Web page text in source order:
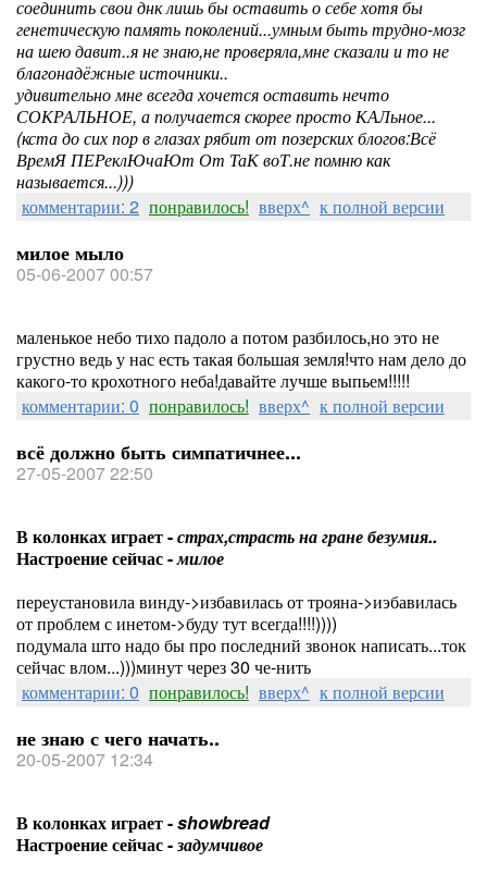
соединить свои днк лишь бы оставить о себе хотя бы
генетическую память поколений...умным быть трудно-мозг
на шею давит..я не знаю,не проверяла,мне сказали и то не
благонадёжные источники..
удивительно мне всегда хочется оставить нечто
СОКРАЛЬНОЕ, а получается скорее просто КАЛьное...
(кста до сих пор в глазах рябит от позерских блогов:Всё
ВремЯ ПЕРеклЮчаЮт От ТаК воТ.не помню как
называется...)))
комментарии: 2 понравилось! вверх^ к полной версии
милое мыло
05-06-2007 00:57
маленькое небо тихо падоло а потом разбилось,но это не
грустно ведь у нас есть такая большая земля!что нам дело до
какого-то крохотного неба!давайте лучше выпьем!!!!!
комментарии: 0 понравилось! вверх^ к полной версии
всё должно быть симпатичнее...
27-05-2007 22:50
В колонках играет -страх,страсть на гране безумия..
Настроение сейчас -милое
переустановила винду->избавилась от трояна->иэбавилась
от проблем с инетом->буду тут всегда!!!!))))
подумала што надо бы про последний звонок написать...ток
сейчас влом...)))минут через 30 че-нить
комментарии: 0 понравилось! вверх^ к полной версии
не знаю с чего начать..
20-05-2007 12:34
В колонках играет -showbread
Настроение сейчас -задумчивое